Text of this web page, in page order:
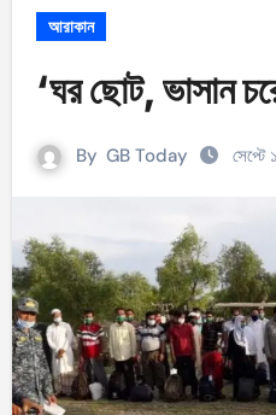
আরাকান
‘ঘর ছোট, ভাসান
By GB Today